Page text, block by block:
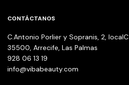
CONTÁCTANOS
C.Antonio Porlier y Sopranis, 2, localC
35500, Arrecife, Las Palmas
928 06 13 19
info@vibabeauty.com